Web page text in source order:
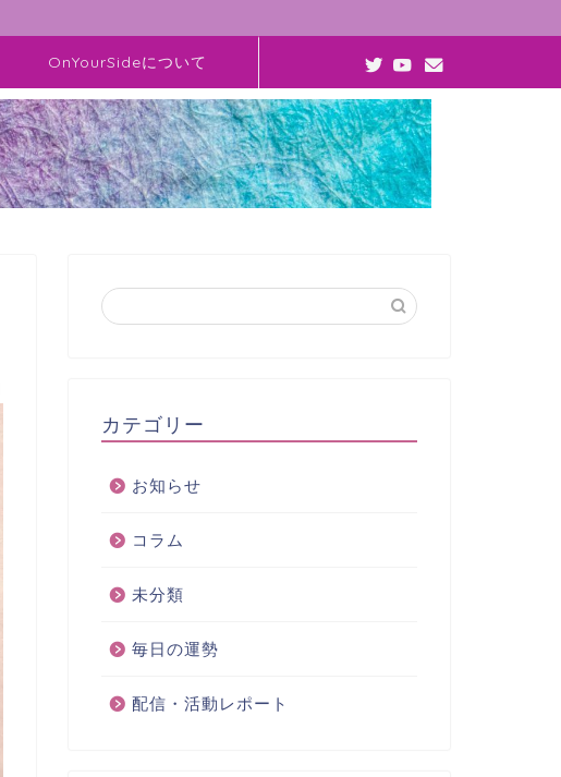
OnYourSideについて
カテゴリー
お知らせ
コラム
未分類
毎日の運勢
配信・活動レポート